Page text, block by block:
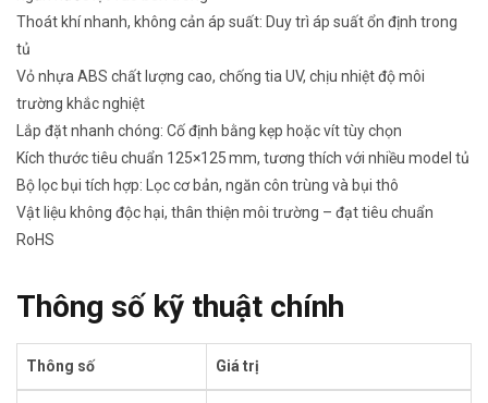
Thoát khí nhanh, không cản áp suất: Duy trì áp suất ổn định trong
tủ
Vỏ nhựa ABS chất lượng cao, chống tia UV, chịu nhiệt độ môi
trường khắc nghiệt
Lắp đặt nhanh chóng: Cố định bằng kẹp hoặc vít tùy chọn
Kích thước tiêu chuẩn 125×125 mm, tương thích với nhiều model tủ
Bộ lọc bụi tích hợp: Lọc cơ bản, ngăn côn trùng và bụi thô
Vật liệu không độc hại, thân thiện môi trường – đạt tiêu chuẩn
RoHS
Thông số kỹ thuật chính
Thông số Giá trị